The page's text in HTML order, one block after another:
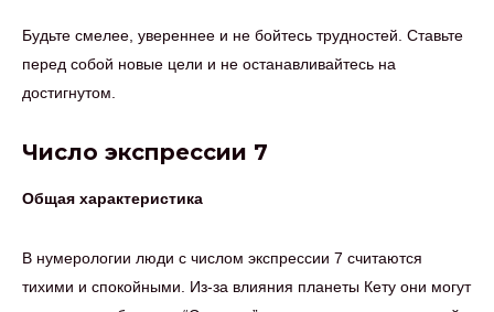
Будьте смелее, увереннее и не бойтесь трудностей. Ставьте
перед собой новые цели и не останавливайтесь на
достигнутом.
Число экспрессии 7
Общая характеристика
В нумерологии люди с числом экспрессии 7 считаются
тихими и спокойными. Из-за влияния планеты Кету они могут